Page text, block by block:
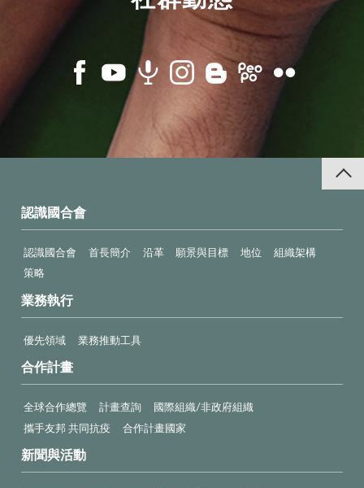
認識國合會
認識國合會 首長簡介 沿革 願景與目標 地位
組織架構
策略
業務執行
優先領域 業務推動工具
合作計畫
全球合作總覽 計畫查詢
國際組織/非政府組織
攜手友邦 共同抗疫
合作計畫國家
新聞與活動